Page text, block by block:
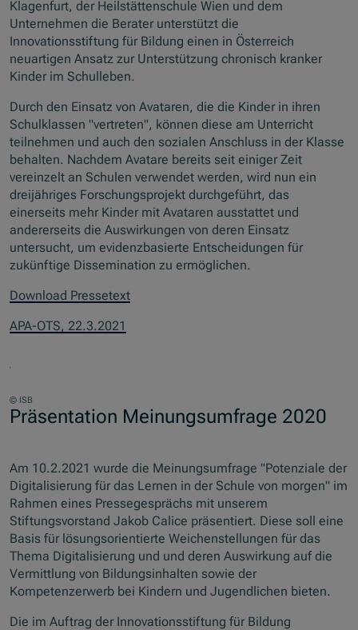
Klagenfurt, der Heilstättenschule Wien und dem
Unternehmen die Berater unterstützt die
Innovationsstiftung für Bildung einen in Österreich
neuartigen Ansatz zur Unterstützung chronisch kranker
Kinder im Schulleben.
Durch den Einsatz von Avataren, die die Kinder in ihren
Schulklassen "vertreten", können diese am Unterricht
teilnehmen und auch den sozialen Anschluss in der Klasse
behalten. Nachdem Avatare bereits seit einiger Zeit
vereinzelt an Schulen verwendet werden, wird nun ein
dreijähriges Forschungsprojekt durchgeführt, das
einerseits mehr Kinder mit Avataren ausstattet und
andererseits die Auswirkungen von deren Einsatz
untersucht, um evidenzbasierte Entscheidungen für
zukünftige Dissemination zu ermöglichen.
Download Pressetext
APA-OTS, 22.3.2021
© ISB
Präsentation Meinungsumfrage 2020
Am 10.2.2021 wurde die Meinungsumfrage "Potenziale der
Digitalisierung für das Lernen in der Schule von morgen" im
Rahmen eines Pressegesprächs mit unserem
Stiftungsvorstand Jakob Calice präsentiert. Diese soll eine
Basis für lösungsorientierte Weichenstellungen für das
Thema Digitalisierung und und deren Auswirkung auf die
Vermittlung von Bildungsinhalten sowie der
Kompetenzerwerb bei Kindern und Jugendlichen bieten.
Die im Auftrag der Innovationsstiftung für Bildung